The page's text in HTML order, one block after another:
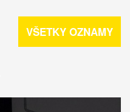
VŠETKY OZNAMY